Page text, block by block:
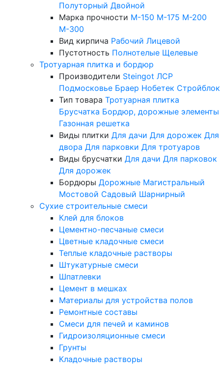
Полуторный Двойной
Марка прочности М-150 М-175 М-200
М-300
Вид кирпича Рабочий Лицевой
Пустотность Полнотелые Щелевые
Тротуарная плитка и бордюр
Производители Steingot ЛСР
Подмосковье Браер Нобетек Стройблок
Тип товара Тротуарная плитка
Брусчатка Бордюр, дорожные элементы
Газонная решетка
Виды плитки Для дачи Для дорожек Для
двора Для парковки Для тротуаров
Виды брусчатки Для дачи Для парковок
Для дорожек
Бордюры Дорожные Магистральный
Мостовой Садовый Шарнирный
Сухие строительные смеси
Клей для блоков
Цементно-песчаные смеси
Цветные кладочные смеси
Теплые кладочные растворы
Штукатурные смеси
Шпатлевки
Цемент в мешках
Материалы для устройства полов
Ремонтные составы
Смеси для печей и каминов
Гидроизоляционные смеси
Грунты
Кладочные растворы